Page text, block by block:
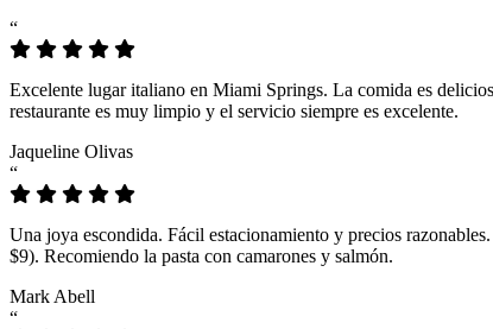
“
Excelente lugar italiano en Miami Springs. La comida es
restaurante es muy limpio y el servicio siempre es excelente.
Jaqueline Olivas
“
Una joya escondida. Fácil estacionamiento y precios
$9). Recomiendo la pasta con camarones y salmón.
Mark Abell
“